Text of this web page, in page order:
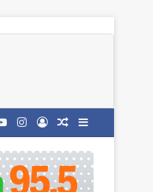
YouTubeInstagram
EntrarArtigo aleatório